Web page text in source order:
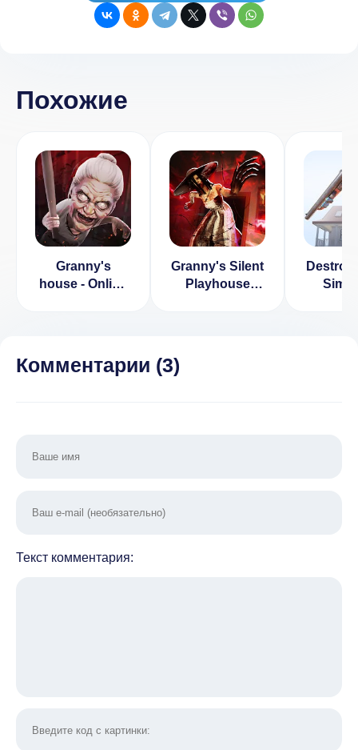
Похожие
Granny's
house - Online
Granny's Silent
Playhouse
Destroy
Комментарии (3)
Текст комментария: